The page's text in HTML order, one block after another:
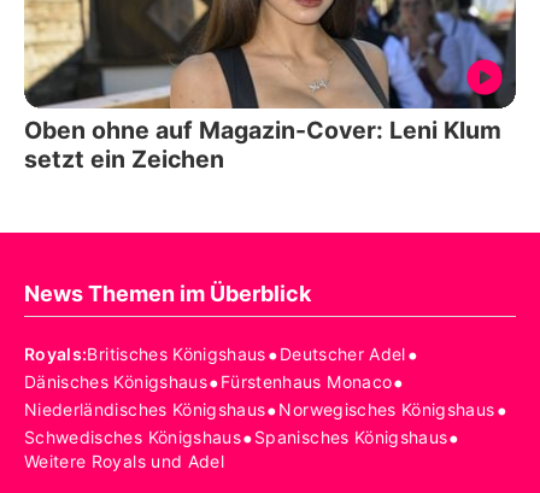
Oben ohne auf Magazin-Cover: Leni Klum
setzt ein Zeichen
News Themen im Überblick
Royals:Britisches Königshaus•Deutscher Adel•
Dänisches Königshaus•Fürstenhaus Monaco•
Niederländisches Königshaus•Norwegisches Königshaus•
Schwedisches Königshaus•Spanisches Königshaus•
Weitere Royals und Adel